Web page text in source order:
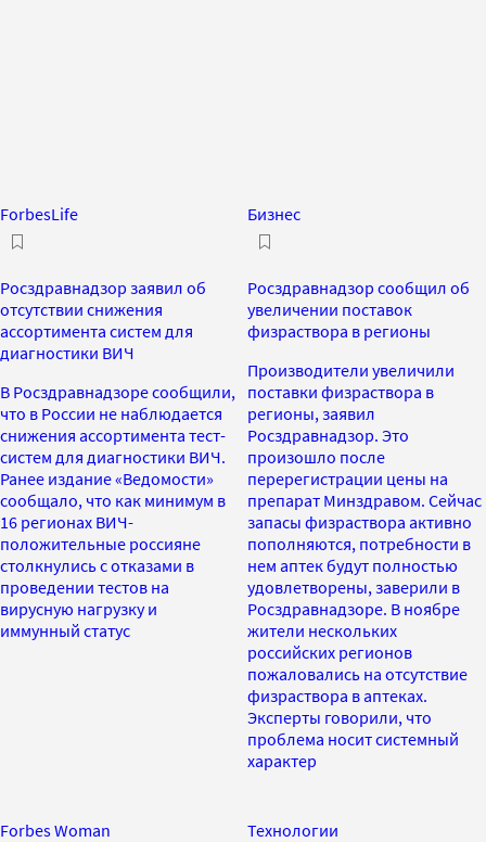
ForbesLife
Росздравнадзор заявил об
отсутствии снижения
ассортимента систем для
диагностики ВИЧ
В Росздравнадзоре сообщили,
что в России не наблюдается
снижения ассортимента тест-
систем для диагностики ВИЧ.
Ранее издание «Ведомости»
сообщало, что как минимум в
16 регионах ВИЧ-
положительные россияне
столкнулись с отказами в
проведении тестов на
вирусную нагрузку и
иммунный статус
Бизнес
Росздравнадзор сообщил об
увеличении поставок
физраствора в регионы
Производители увеличили
поставки физраствора в
регионы, заявил
Росздравнадзор. Это
произошло после
перерегистрации цены на
препарат Минздравом. Сейчас
запасы физраствора активно
пополняются, потребности в
нем аптек будут полностью
удовлетворены, заверили в
Росздравнадзоре. В ноябре
жители нескольких
российских регионов
пожаловались на отсутствие
физраствора в аптеках.
Эксперты говорили, что
проблема носит системный
характер
Forbes Woman Технологии